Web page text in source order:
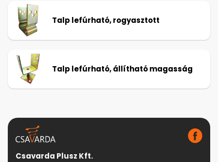
Talp lefúrható, rogyasztott
Talp lefúrható, állítható magasság
Csavarda Plusz Kft.